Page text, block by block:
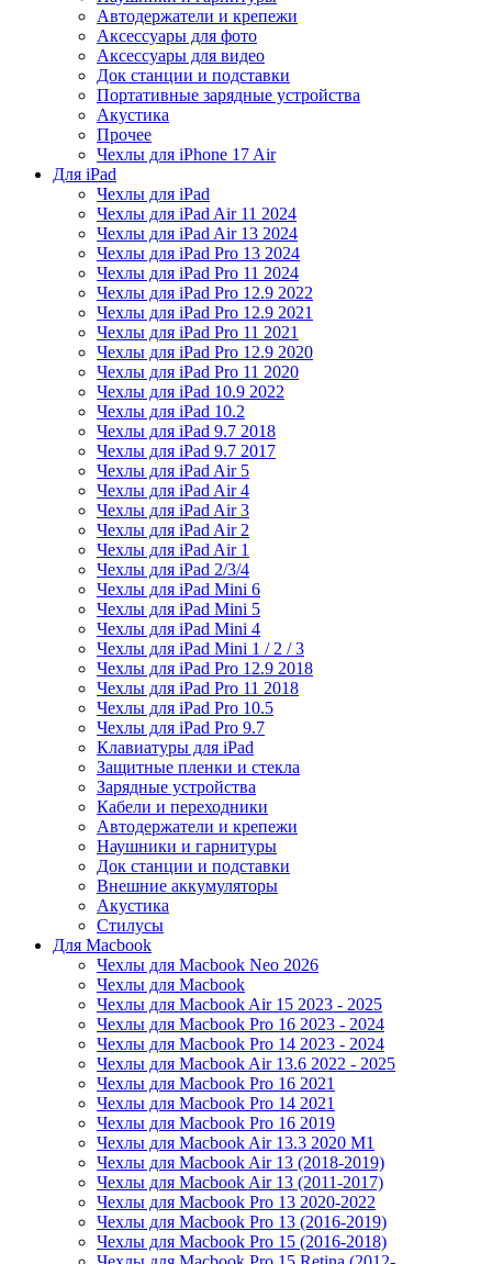
Автодержатели и крепежи
Аксессуары для фото
Аксессуары для видео
Док станции и подставки
Портативные зарядные устройства
Акустика
Прочее
Чехлы для iPhone 17 Air
Для iPad
Чехлы для iPad
Чехлы для iPad Air 11 2024
Чехлы для iPad Air 13 2024
Чехлы для iPad Pro 13 2024
Чехлы для iPad Pro 11 2024
Чехлы для iPad Pro 12.9 2022
Чехлы для iPad Pro 12.9 2021
Чехлы для iPad Pro 11 2021
Чехлы для iPad Pro 12.9 2020
Чехлы для iPad Pro 11 2020
Чехлы для iPad 10.9 2022
Чехлы для iPad 10.2
Чехлы для iPad 9.7 2018
Чехлы для iPad 9.7 2017
Чехлы для iPad Air 5
Чехлы для iPad Air 4
Чехлы для iPad Air 3
Чехлы для iPad Air 2
Чехлы для iPad Air 1
Чехлы для iPad 2/3/4
Чехлы для iPad Mini 6
Чехлы для iPad Mini 5
Чехлы для iPad Mini 4
Чехлы для iPad Mini 1 / 2 / 3
Чехлы для iPad Pro 12.9 2018
Чехлы для iPad Pro 11 2018
Чехлы для iPad Pro 10.5
Чехлы для iPad Pro 9.7
Клавиатуры для iPad
Защитные пленки и стекла
Зарядные устройства
Кабели и переходники
Автодержатели и крепежи
Наушники и гарнитуры
Док станции и подставки
Внешние аккумуляторы
Акустика
Стилусы
Для Macbook
Чехлы для Macbook Neo 2026
Чехлы для Macbook
Чехлы для Macbook Air 15 2023 - 2025
Чехлы для Macbook Pro 16 2023 - 2024
Чехлы для Macbook Pro 14 2023 - 2024
Чехлы для Macbook Air 13.6 2022 - 2025
Чехлы для Macbook Pro 16 2021
Чехлы для Macbook Pro 14 2021
Чехлы для Macbook Pro 16 2019
Чехлы для Macbook Air 13.3 2020 M1
Чехлы для Macbook Air 13 (2018-2019)
Чехлы для Macbook Air 13 (2011-2017)
Чехлы для Macbook Pro 13 2020-2022
Чехлы для Macbook Pro 13 (2016-2019)
Чехлы для Macbook Pro 15 (2016-2018)